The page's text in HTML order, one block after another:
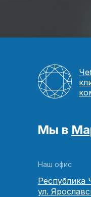
Республика
ул.
Наш офис
Мы в